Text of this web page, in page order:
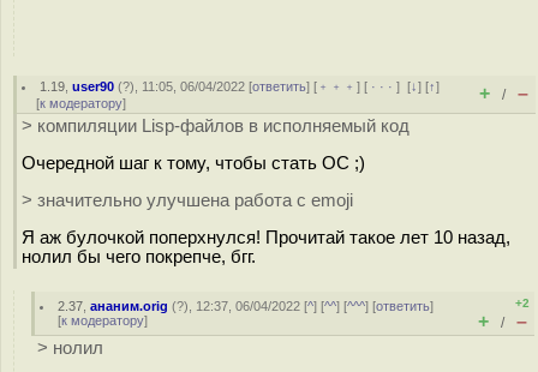
1.19 ,user90 (?), 11:05, 06/04/2022 [ответить] [ ﹢﹢﹢] [ · · ·][↓] [↑]
[к модератору] + / –
> компиляции Lisp-файлов в исполняемый код
Очередной шаг к тому, чтобы стать ОС ;)
> значительно улучшена работа с emoji
Я аж булочкой поперхнулся! Прочитай такое лет 10 назад,
нолил бы чего покрепче, бгг.
2.37 ,ананим.orig (?), 12:37, 06/04/2022 [^] [^^] [^^^] [ответить]
[к модератору]
+2
+ / –
> нолил